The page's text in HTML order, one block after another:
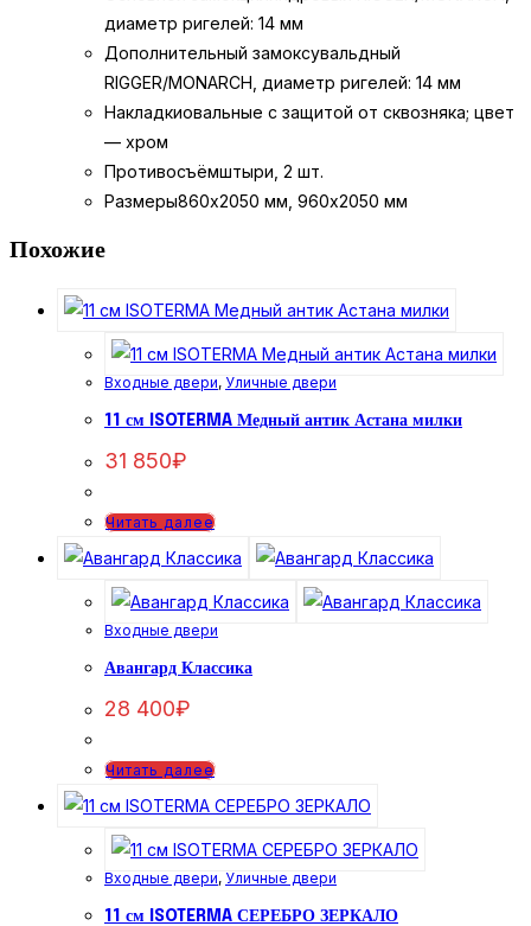
диаметр ригелей: 14 мм
Дополнительный замоксувальдный
RIGGER/MONARCH, диаметр ригелей: 14 мм
Накладкиовальные с защитой от сквозняка; цвет
— хром
Противосъёмштыри, 2 шт.
Размеры860х2050 мм, 960х2050 мм
Похожие
Входные двери, Уличные двери
11 см ISOTERMA Медный антик Астана милки
31 850₽
Читать далее
Входные двери
Авангард Классика
28 400₽
Читать далее
Входные двери, Уличные двери
11 см ISOTERMA СЕРЕБРО ЗЕРКАЛО